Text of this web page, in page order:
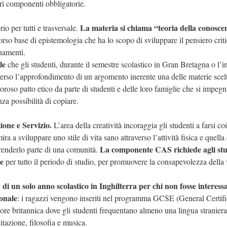
componenti obbligatorie.
per tutti e trasversale. La materia si chiama “teoria della
base di epistemologia che ha lo scopo di sviluppare il pensiero
che gli studenti, durante il semestre scolastico in Gran Bretagna o
l’approfondimento di un argomento inerente una delle materie
patto etico da parte di studenti e delle loro famiglie che si
possibilità di copiare.
e Servizio.L’area della creatività incoraggia gli studenti a farsi
a sviluppare uno stile di vita sano attraverso l’attività fisica e
parte di una comunità. La componente CAS richiede agli
per tutto il periodo di studio, per promuovere la consapevolezza
un solo anno scolastico in Inghilterra per chi non fosse
: i ragazzi vengono inseriti nel programma GCSE (General
britannica dove gli studenti frequentano almeno una lingua
filosofia e musica.